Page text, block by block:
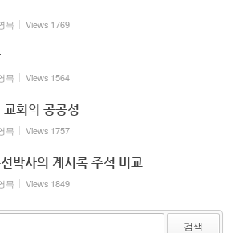
목 Views 1769
목 Views 1564
회의 공공성
목 Views 1757
박사의 계시록 주석 비교
목 Views 1849
검색